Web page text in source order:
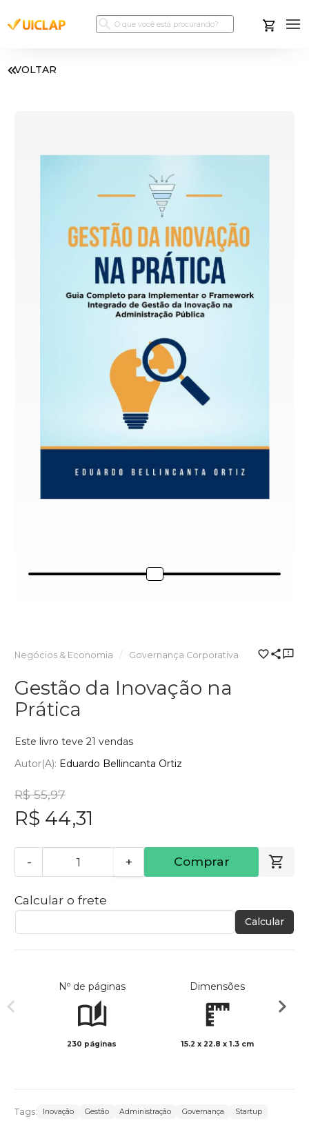
VOLTAR
Negócios & Economia Governança Corporativa
Gestão da Inovação na
Prática
Este livro teve 21 vendas
Autor(a): Eduardo Bellincanta Ortiz
R$ 55,97
R$ 44,31
- + Comprar
Calcular o frete
Calcular
Nº de páginas
230 páginas
Dimensões
15.2 x 22.8 x 1.3 cm
Tags: Inovação Gestão Administração Governança Startup